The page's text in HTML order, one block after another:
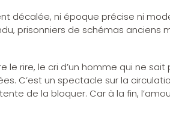
décalée, ni époque précise ni
prisonniers de schémas anciens
rire, le cri d’un homme qui ne
C’est un spectacle sur la
de la bloquer. Car à la fin,